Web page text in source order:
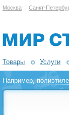
Москва Санкт-
Товары Услуги
Например,